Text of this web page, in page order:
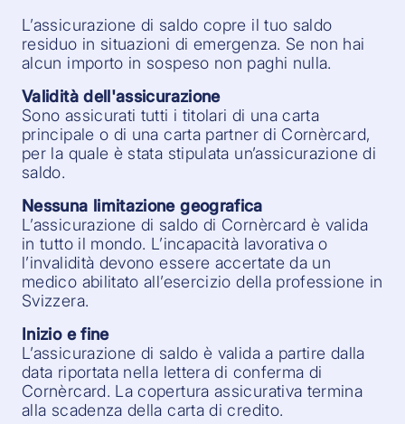
L’assicurazione di saldo copre il tuo saldo
residuo in situazioni di emergenza. Se non hai
alcun importo in sospeso non paghi nulla.
Validità dell'assicurazione
Sono assicurati tutti i titolari di una carta
principale o di una carta partner di Cornèrcard,
per la quale è stata stipulata un’assicurazione di
saldo.
Nessuna limitazione geografica
L’assicurazione di saldo di Cornèrcard è valida
in tutto il mondo. L’incapacità lavorativa o
l’invalidità devono essere accertate da un
medico abilitato all’esercizio della professione in
Svizzera.
Inizio e fine
L’assicurazione di saldo è valida a partire dalla
data riportata nella lettera di conferma di
Cornèrcard. La copertura assicurativa termina
alla scadenza della carta di credito.